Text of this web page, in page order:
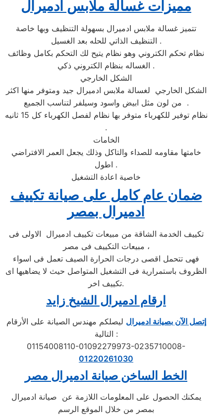
مميزات غسالة ملابس ادميرال
تتميز غسالة ملابس ادميرال بسهولة التنظيف وبها خاصة
التنظيف الذاتي للحله بعد الغسيل .
نظام تحكم الكتروني وهو نظام يتيح لك التحكم بكامل وظائف
الغساله بنظام الكتروني ذكي .
الشكل الخارجي
الشكل الخارجي لغسالة ملابس ادميرال جيد ومتوفر منها اكثر
من لون مثل ابيض واسود وسيلفر لتناسب الجميع .
نظام توفير للكهرباء متوفر بها نظام لفصل الكهرباء كل 15 ثانيه
.
الخامات
خامتها مقاومه للصداء والتاكل وذلك يجعل العمر الافتراضي
اطول .
خاصية اعادة التشغيل
ضمان عام كامل على صيانة تكييف
ادميرال بمصر
تكييف الخدمة الشاقة من مبيعات تكييف ادميرال الاولى فى
مبيعات التكييف فى مصر ،
فهى تتحمل اقصى درجات الحرارة الصيف تعمل فى اسواء
الظروف باستمرارية فى التشغيل المتواصل حيث لا يضاهيها اى
تكييف اخر.
ارقام ادميرال الشيخ زايد
إتصل الآن بصيانة ادميرال ليصلكم مهندس الصيانة على الأرقام
التالية :
01154008110-01092279973-0235710008-
01220261030
الخط الساخن صيانة ادميرال مصر
يمكنك الحصول على المعلومات اللازمة عن صيانة ادميرال
بمصر من خلال الموقع الرسم